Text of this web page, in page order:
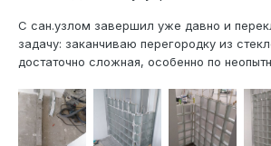
С сан.узлом завершил уже давно и
задачу: заканчиваю перегородку из
достаточно сложная, особенно по